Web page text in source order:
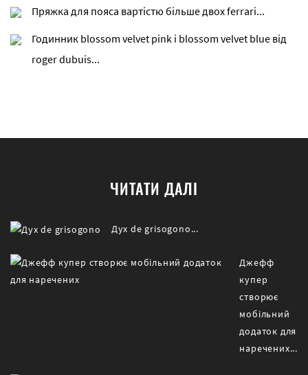
Пряжка для пояса вартістю більше двох ferrari...
Годинник blossom velvet pink і blossom velvet blue від
roger dubuis...
ЧИТАТИ ДАЛІ
Дух de grisogono...
Джефф
купер
створює
мобільний
додаток для
наречених...